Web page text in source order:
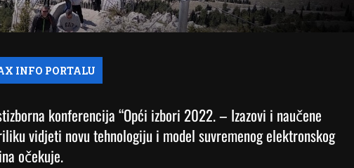
konferencija “Opći izbori 2022. – Izazovi i naučene
vidjeti novu tehnologiju i model suvremenog elektronskog
očekuje.